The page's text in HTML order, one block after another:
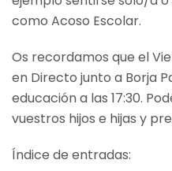
como Acoso Escolar.
Os recordamos que el
en Directo junto a Borja
educación a las 17:30.
vuestros hijos e hijas y
Índice de entradas: